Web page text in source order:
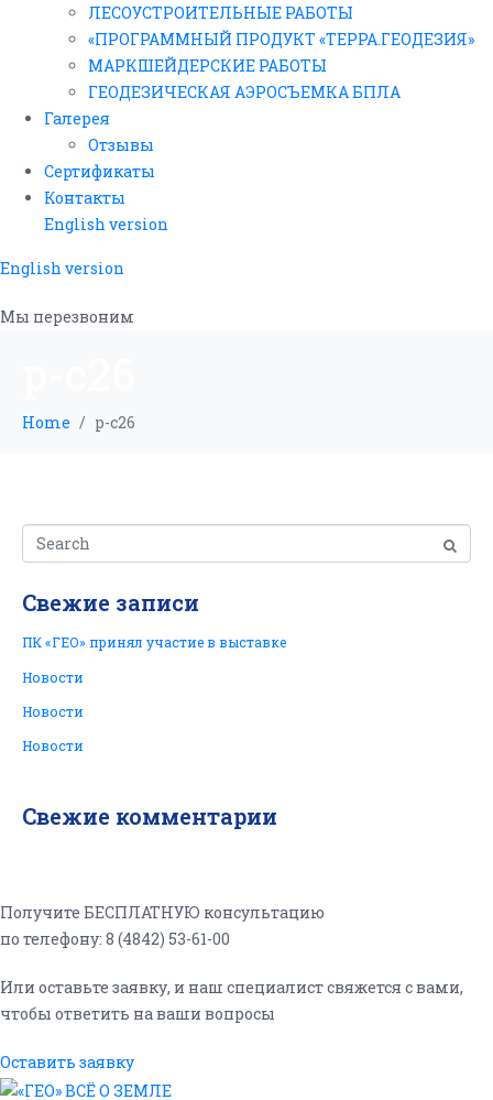
ЛЕСОУСТРОИТЕЛЬНЫЕ РАБОТЫ
«ПРОГРАММНЫЙ ПРОДУКТ «ТЕРРА.ГЕОДЕЗИЯ»
МАРКШЕЙДЕРСКИЕ РАБОТЫ
ГЕОДЕЗИЧЕСКАЯ АЭРОСЪЕМКА БПЛА
Галерея
Отзывы
Сертификаты
Контакты
English version
English version
Мы перезвоним
Home p-c26
Свежие записи
ПК «ГЕО» принял участие в выставке
Новости
Новости
Новости
Свежие комментарии
Получите БЕСПЛАТНУЮ консультацию
по телефону: 8 (4842) 53-61-00
Или оставьте заявку, и наш специалист свяжется с вами,
чтобы ответить на ваши вопросы
Оставить заявку